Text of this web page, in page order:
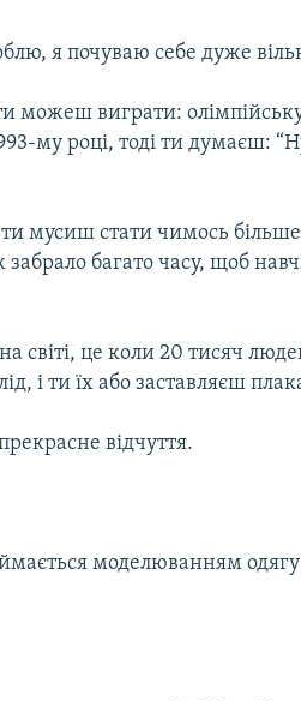
я почуваю себе дуже
можеш виграти:
му році, тоді ти думаєш:
мусиш стати чимось
багато часу, щоб
це коли 20 тисяч
і ти їх або заставляєш
відчуття.
моделюванням одягу